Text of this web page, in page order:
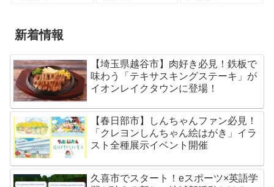
新着情報
【埼玉県越谷市】肉好き必見！鉄板で
味わう「テキサスキングステーキ」が
イオンレイクタウンに登場！
【春日部市】しんちゃんファン必見！
「クレヨンしんちゃん絵はがき」イラ
スト全種展示イベント開催
久喜市でスタート！eスポーツ×英語学